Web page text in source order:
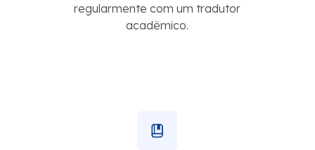
regularmente com um tradutor
acadêmico.